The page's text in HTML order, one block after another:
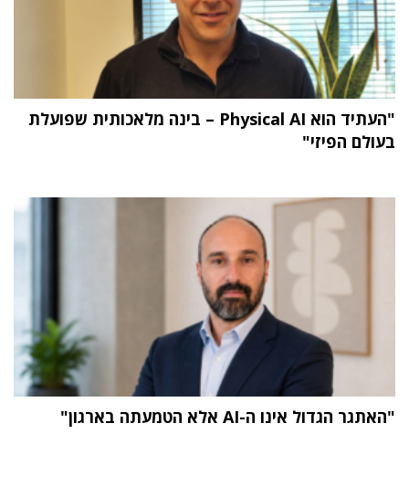
"העתיד הוא Physical AI – בינה מלאכותית שפועלת
בעולם הפיזי"
"האתגר הגדול אינו ה-AI אלא הטמעתה בארגון"